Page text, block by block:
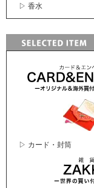
▷ 香水
▷ カード・封筒